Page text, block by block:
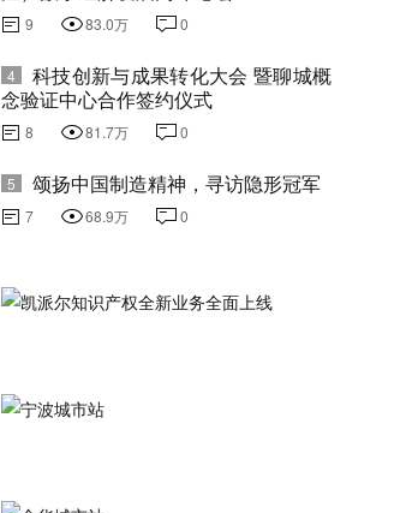
9 83.0万 0
4
科技创新与成果转化大会 暨聊城概
念验证中心合作签约仪式
8 81.7万 0
5 颂扬中国制造精神，寻访隐形冠军
7 68.9万 0